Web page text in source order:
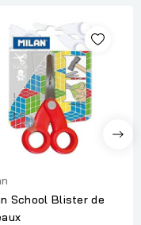
School Blister de